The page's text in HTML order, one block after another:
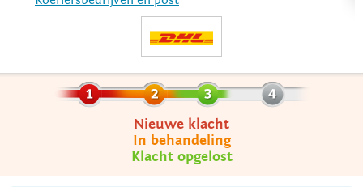
Nieuwe klacht
In behandeling
Klacht opgelost